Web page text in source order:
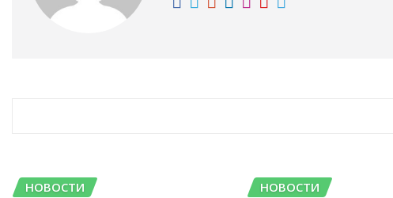
НОВОСТИ НОВОСТИ